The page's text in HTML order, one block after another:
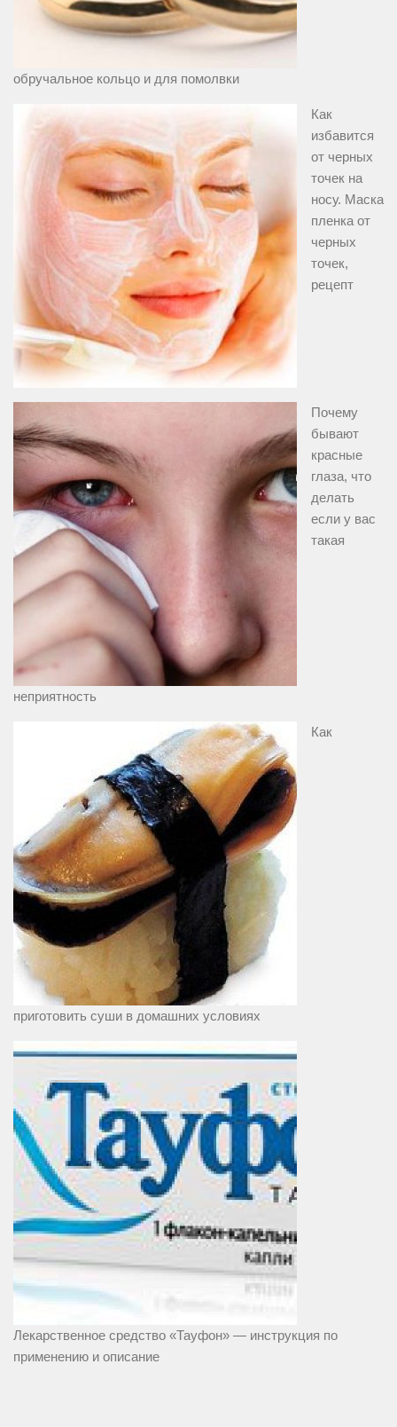
обручальное кольцо и для помолвки
Как
избавится
от черных
точек на
носу. Маска
пленка от
черных
точек,
рецепт
Почему
бывают
красные
глаза, что
делать
если у вас
такая
неприятность
Как
приготовить суши в домашних условиях
Лекарственное средство «Тауфон» — инструкция по
применению и описание